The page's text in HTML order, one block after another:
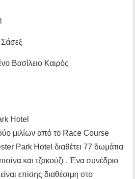
Σάσεξ
Βασίλειο Καιρός
Hotel
μιλίων από το Race Course
Park Hotel διαθέτει 77 δωμάτια
και τζακούζι . Ένα συνέδριο
επίσης διαθέσιμη στο